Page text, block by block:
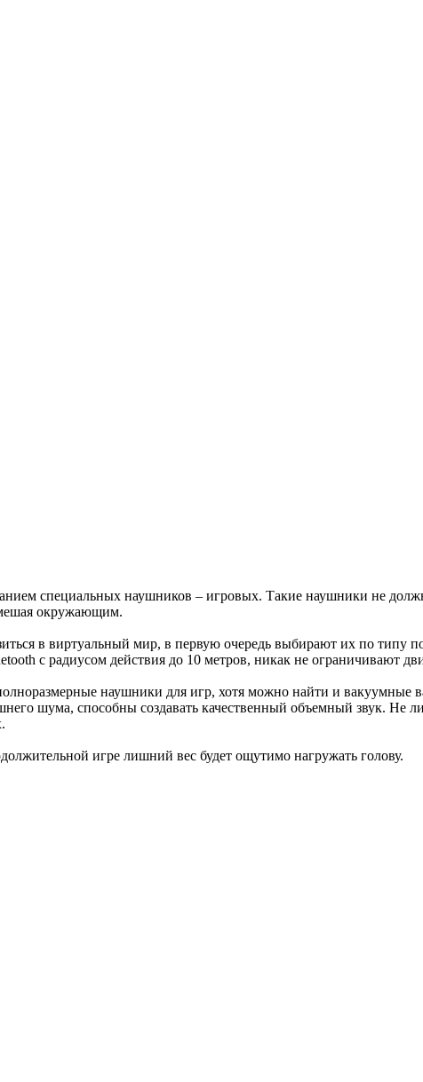
специальных наушников – игровых. Такие наушники не
мешая окружающим.
в виртуальный мир, в первую очередь выбирают их по типу
с радиусом действия до 10 метров, никак не ограничивают
наушники для игр, хотя можно найти и
шума, способны создавать качественный объемный звук. Не
игре лишний вес будет ощутимо нагружать голову.